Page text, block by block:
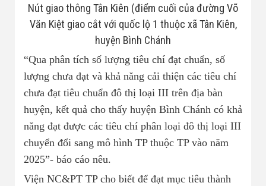
Nút giao thông Tân Kiên (điểm cuối của đường Võ
Văn Kiệt giao cắt với quốc lộ 1 thuộc xã Tân Kiên,
huyện Bình Chánh
“Qua phân tích số lượng tiêu chí đạt chuẩn, số
lượng chưa đạt và khả năng cải thiện các tiêu chí
chưa đạt tiêu chuẩn đô thị loại III trên địa bàn
huyện, kết quả cho thấy huyện Bình Chánh có khả
năng đạt được các tiêu chí phân loại đô thị loại III
chuyển đổi sang mô hình TP thuộc TP vào năm
2025”- báo cáo nêu.
Viện NC&PT TP cho biết để đạt mục tiêu thành